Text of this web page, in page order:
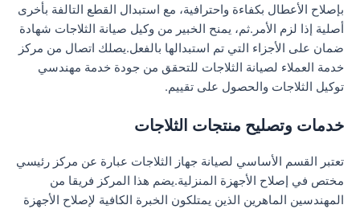
بإصلاح الأعطال بكفاءة واحترافية، مع استبدال القطع التالفة بأخرى
أصلية إذا لزم الأمر.ثم، يمنح الخبير من وكيل صيانة الثلاجات شهادة
ضمان على الأجزاء التي تم استبدالها بالفعل.يصلك اتصال من مركز
خدمة العملاء لصيانة الثلاجات للتحقق من جودة خدمة مهندسي
توكيل الثلاجات والحصول على تقييم.
خدمات وتصليح منتجات الثلاجات
تعتبر القسم الأساسي لصيانة جهاز الثلاجات عبارة عن مركز رئيسي
مختص في إصلاح الأجهزة المنزلية.يضم هذا المركز فريقا من
المهندسين الماهرين الذين يمتلكون الخبرة الكافية لإصلاح الأجهزة